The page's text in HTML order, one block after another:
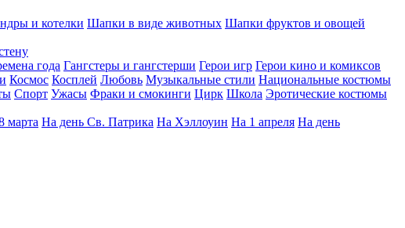
и котелки Шапки в виде животных Шапки фруктов и овощей
года Гангстеры и гангстерши Герои игр Герои кино и комиксов
Космос Косплей Любовь Музыкальные стили Национальные костюмы
Спорт Ужасы Фраки и смокинги Цирк Школа Эротические костюмы
марта На день Св. Патрика На Хэллоуин На 1 апреля На день